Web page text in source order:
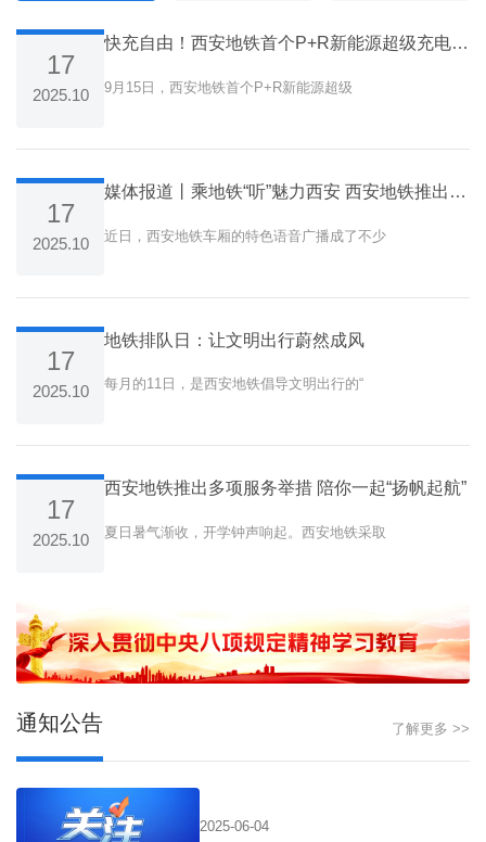
17
2025.10
快充自由！西安地铁首个P+R新能源超级充电站开业试运营
9月15日，西安地铁首个P+R新能源超级
17
2025.10
媒体报道丨乘地铁“听”魅力西安 西安地铁推出特色语音广播
近日，西安地铁车厢的特色语音广播成了不少
17
2025.10
地铁排队日：让文明出行蔚然成风
每月的11日，是西安地铁倡导文明出行的“
17
2025.10
西安地铁推出多项服务举措 陪你一起“扬帆起航”
夏日暑气渐收，开学钟声响起。西安地铁采取
通知公告 了解更多 >>
2025-06-04